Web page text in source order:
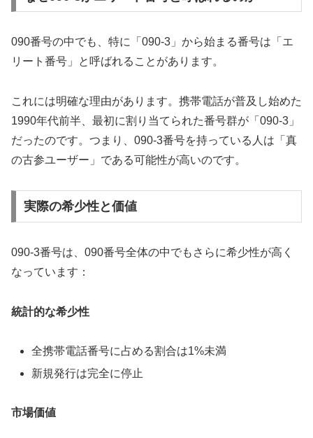
090番号の中でも、特に「090-3」から始まる番号は「エ
リート番号」と呼ばれることがあります。
これには明確な理由があります。携帯電話が普及し始めた
1990年代前半、最初に割り当てられた番号群が「090-3」
だったのです。つまり、090-3番号を持っている人は「真
の古参ユーザー」である可能性が高いのです。
実際の希少性と価値
090-3番号は、090番号全体の中でもさらに希少性が高く
なっています：
統計的な希少性
全携帯電話番号に占める割合は1%未満
新規発行は完全に停止
市場価値